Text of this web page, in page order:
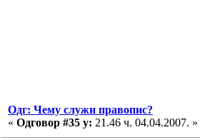
Одг: Чему служи правопис?
« Одговор #35 у: 21.46 ч. 04.04.2007. »